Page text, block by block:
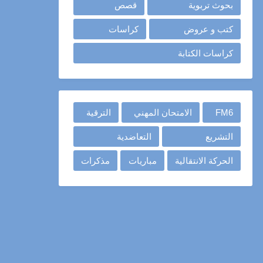
بحوث تربوية قصص
كتب و عروض كراسات
كراسات الكتابة
FM6 الامتحان المهني الترقية
التشريع التعاضدية
الحركة الانتقالية مباريات مذكرات